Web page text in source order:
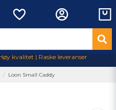
kvalitet | Raske leveranser
Loon Small Caddy